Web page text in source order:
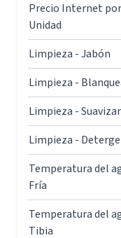
Precio Internet por
Unidad
Limpieza - Jabón
Limpieza -
Limpieza -
Limpieza -
Temperatura del
Fría
Temperatura del
Tibia